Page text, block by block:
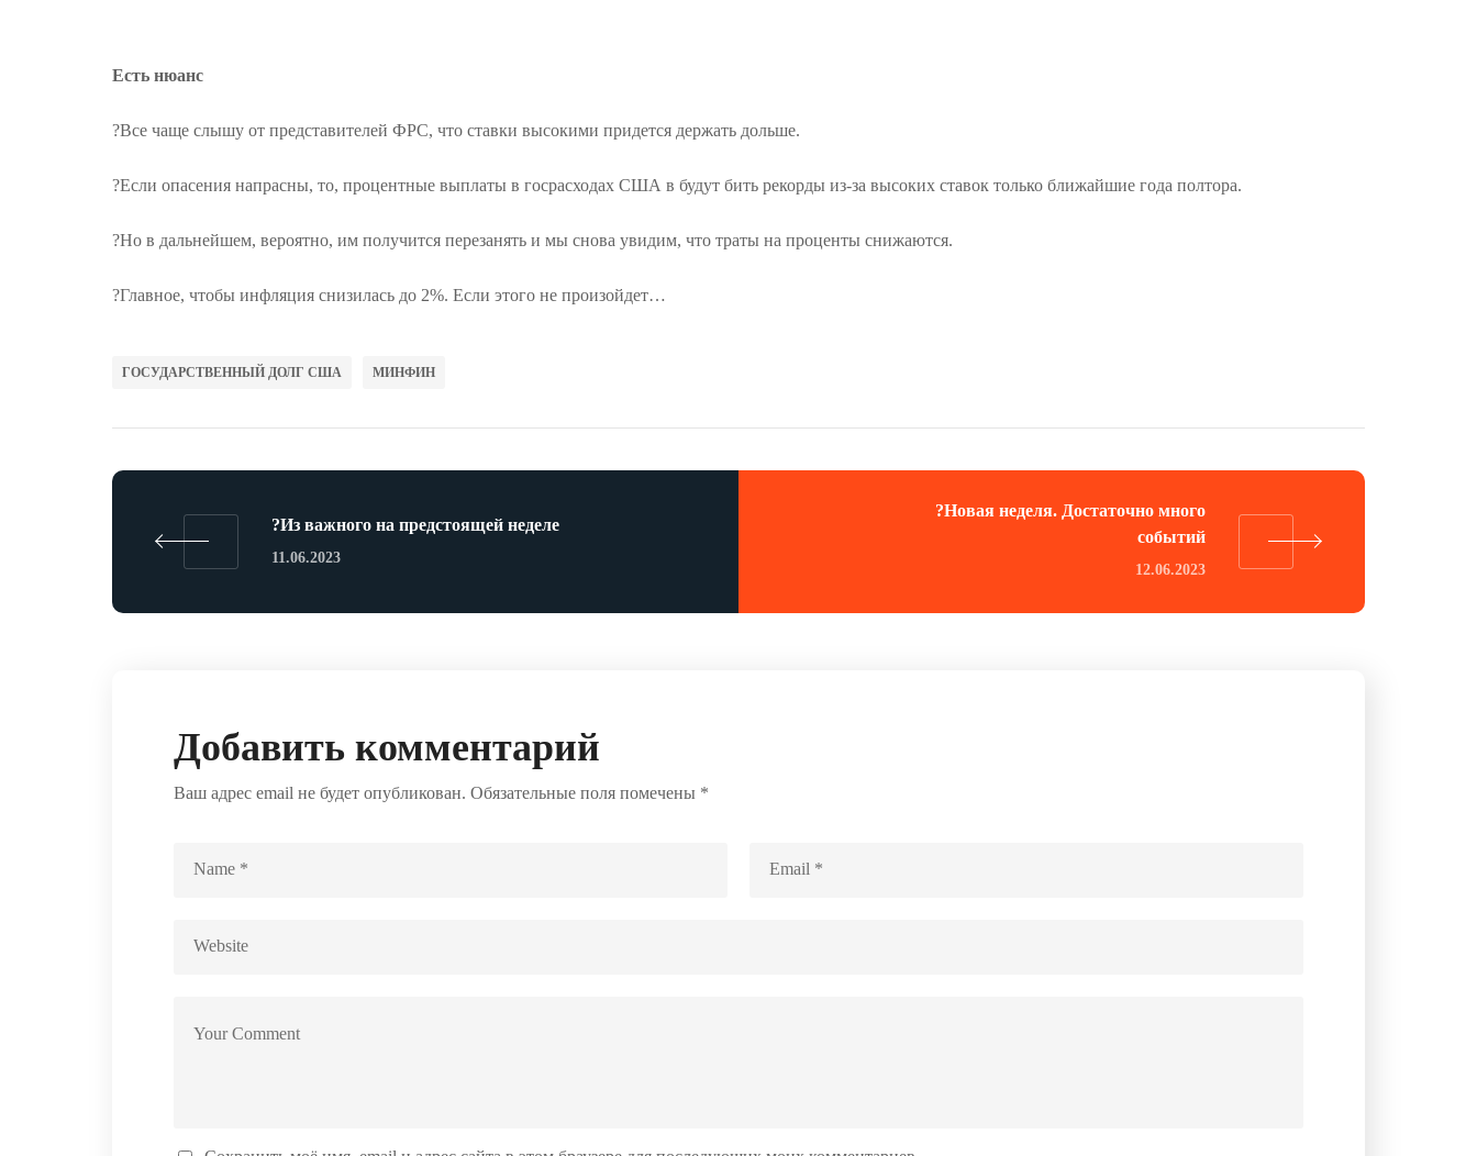
Есть нюанс
?Все чаще слышу от представителей ФРС, что ставки высокими придется держать дольше.
?Если опасения напрасны, то, процентные выплаты в госрасходах США в будут бить рекорды из-за высоких ставок только ближайшие года полтора.
?Но в дальнейшем, вероятно, им получится перезанять и мы снова увидим, что траты на проценты снижаются.
?Главное, чтобы инфляция снизилась до 2%. Если этого не произойдет…
ГОСУДАРСТВЕННЫЙ ДОЛГ США МИНФИН
?Из важного на предстоящей неделе
11.06.2023
?Новая неделя. Достаточно много
событий
12.06.2023
Добавить комментарий
Ваш адрес email не будет опубликован. Обязательные поля помечены *